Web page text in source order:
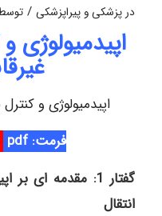
درپزشکی و پیراپزشکی /
اپیدمیولوژی
اپیدمیولوژی و
فرمت: pdf
گفتار 1: مقدمه ای
انتقال